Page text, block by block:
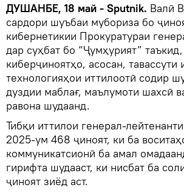
ДУШАНБЕ, 18 май - Sputnik. Валӣ
сардори шуъбаи мубориза бо
кибернетикии Прокуратураи
дар суҳбат бо “Ҷумҳурият”
киберҷиноятҳо, асосан, тавассути
технологияҳои иттилоотӣ содир
дуздии маблағ, маълумоти шахсӣ
равона шудаанд.
Тибқи иттилои генерал-
2025-ум 468 ҷиноят, ки ба
коммуникатсионӣ ба амал
гирифта шудааст, ки нисбат ба
ҷиноят зиёд аст.